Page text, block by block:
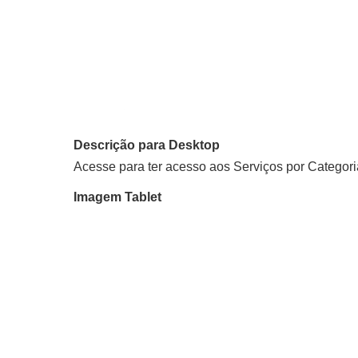
Descrição para Desktop
Acesse para ter acesso aos Serviços por
Imagem Tablet